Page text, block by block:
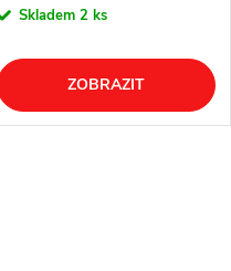
Skladem 2 ks
ZOBRAZIT